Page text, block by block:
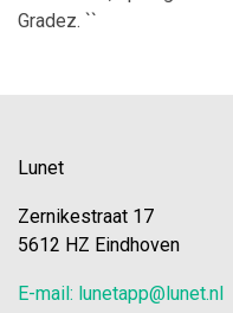
Gradez. ``
Lunet
Zernikestraat 17
5612 HZ Eindhoven
E-mail: lunetapp@lunet.nl